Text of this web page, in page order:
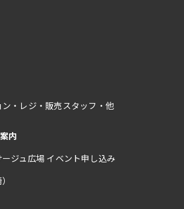
・レジ・販売スタッフ・他
内
ジュ広場 イベント申し込み